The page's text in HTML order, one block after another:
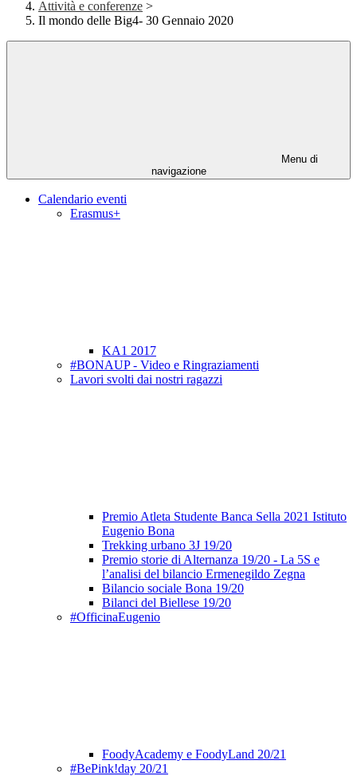
Attività e conferenze >
Il mondo delle Big4- 30 Gennaio 2020
Menu di
navigazione
Calendario eventi
Erasmus+
KA1 2017
#BONAUP - Video e Ringraziamenti
Lavori svolti dai nostri ragazzi
Premio Atleta Studente Banca Sella 2021 Istituto
Eugenio Bona
Trekking urbano 3J 19/20
Premio storie di Alternanza 19/20 - La 5S e
l’analisi del bilancio Ermenegildo Zegna
Bilancio sociale Bona 19/20
Bilanci del Biellese 19/20
#OfficinaEugenio
FoodyAcademy e FoodyLand 20/21
#BePink!day 20/21